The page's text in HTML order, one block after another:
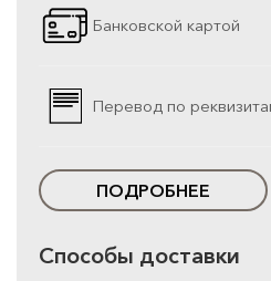
Банковской картой
Перевод по
ПОДРОБНЕЕ
Способы доставки